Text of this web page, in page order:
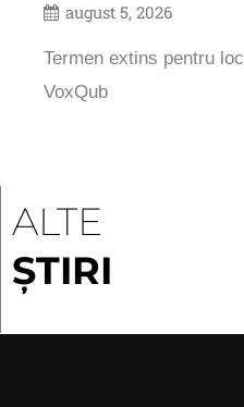
august 5, 2026
Termen extins pentru
VoxQub
ALTE
ȘTIRI